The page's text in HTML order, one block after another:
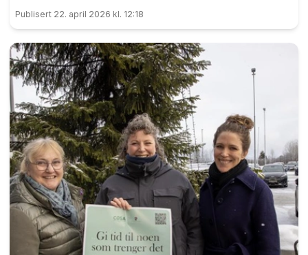
Idrettsråds innsatspokal for 2025.
Publisert 22. april 2026 kl. 12:18